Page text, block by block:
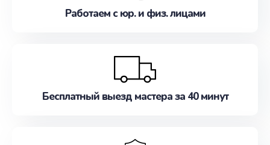
Работаем с юр. и физ. лицами
Бесплатный выезд мастера за 40 минут